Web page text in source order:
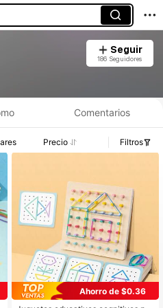
Seguir
186 Seguidores
Comentarios
Precio Filtros
Ahorro de $0.36